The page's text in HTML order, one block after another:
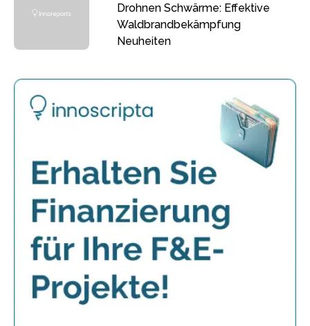
Drohnen Schwärme: Effektive
Waldbrandbekämpfung
Neuheiten